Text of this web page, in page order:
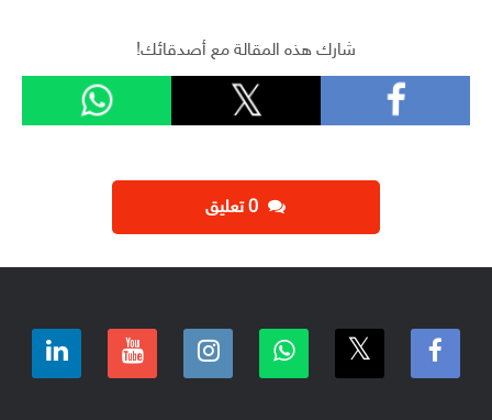
شارك هذه المقالة مع أصدقائك!